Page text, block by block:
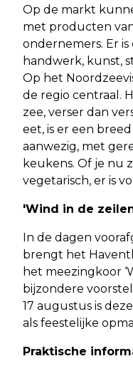
Op de markt
met producten
ondernemers. Er
handwerk, kunst,
Op het
de regio centraal.
zee, verser dan
eet, is er een
aanwezig, met
keukens. Of je nu
vegetarisch, er is
'Wind in de
In de dagen
brengt het
het meezingkoor
bijzondere
17 augustus is
als feestelijke
Praktische